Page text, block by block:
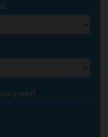
*
*
учебу?*